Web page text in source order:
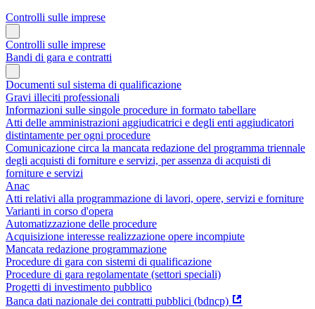
Controlli sulle imprese
Controlli sulle imprese
Bandi di gara e contratti
Documenti sul sistema di qualificazione
Gravi illeciti professionali
Informazioni sulle singole procedure in formato tabellare
Atti delle amministrazioni aggiudicatrici e degli enti aggiudicatori
distintamente per ogni procedure
Comunicazione circa la mancata redazione del programma triennale
degli acquisti di forniture e servizi, per assenza di acquisti di
forniture e servizi
Anac
Atti relativi alla programmazione di lavori, opere, servizi e forniture
Varianti in corso d'opera
Automatizzazione delle procedure
Acquisizione interesse realizzazione opere incompiute
Mancata redazione programmazione
Procedure di gara con sistemi di qualificazione
Procedure di gara regolamentate (settori speciali)
Progetti di investimento pubblico
Banca dati nazionale dei contratti pubblici (bdncp)